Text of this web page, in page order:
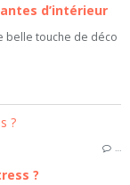
d’intérieur
belle touche de déco
…
?